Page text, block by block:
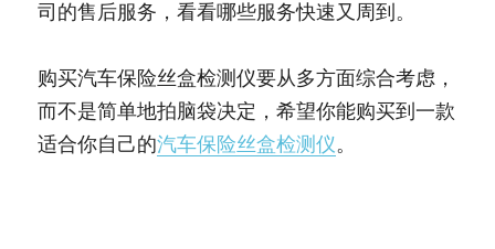
司的售后服务，看看哪些服务快速又周到。
购买汽车保险丝盒检测仪要从多方面综合考虑，
而不是简单地拍脑袋决定，希望你能购买到一款
适合你自己的汽车保险丝盒检测仪。